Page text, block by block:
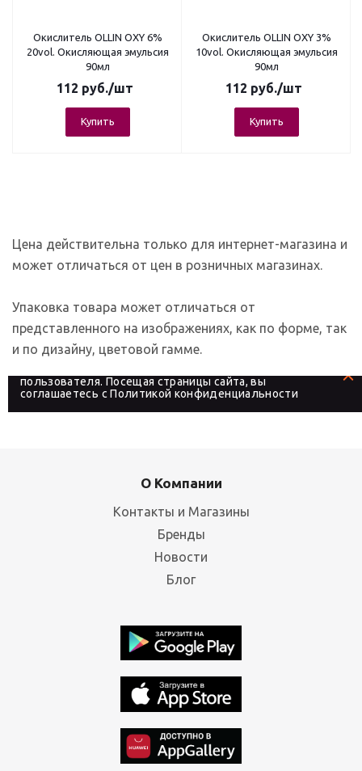
Окислитель OLLIN OXY 6%
20vol. Окисляющая эмульсия
90мл
112 руб./шт
Купить
Окислитель OLLIN OXY 3%
10vol. Окисляющая эмульсия
90мл
112 руб./шт
Купить
Цена действительна только для интернет-магазина и
может отличаться от цен в розничных магазинах.
Упаковка товара может отличаться от
представленного на изображениях, как по форме, так
и по дизайну, цветовой гамме.
На сайте используются файлы cookies, которые его
пользователя. Посещая страницы сайта, вы
соглашаетесь сПолитикой конфиденциальности
О Компании
Контакты и Магазины
Бренды
Новости
Блог